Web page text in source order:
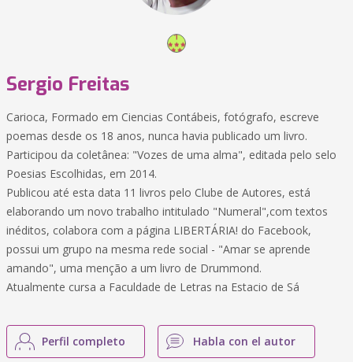
Sergio Freitas
Carioca, Formado em Ciencias Contábeis, fotógrafo, escreve
poemas desde os 18 anos, nunca havia publicado um livro.
Participou da coletânea: "Vozes de uma alma", editada pelo selo
Poesias Escolhidas, em 2014.
Publicou até esta data 11 livros pelo Clube de Autores, está
elaborando um novo trabalho intitulado "Numeral",com textos
inéditos, colabora com a página LIBERTÁRIA! do Facebook,
possui um grupo na mesma rede social - "Amar se aprende
amando", uma menção a um livro de Drummond.
Atualmente cursa a Faculdade de Letras na Estacio de Sá
Perfil completo Habla con el autor